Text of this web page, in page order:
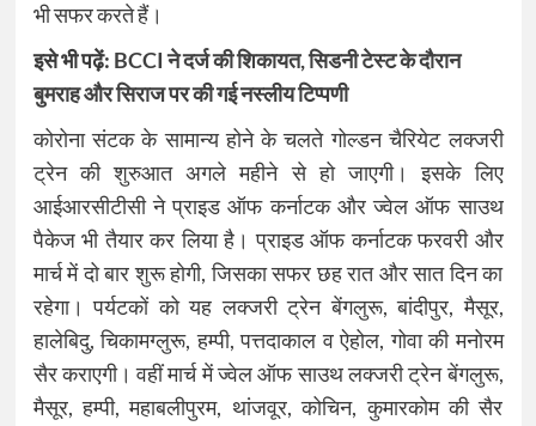
भी सफर करते हैं।
इसे भी पढ़ें: BCCI ने दर्ज की शिकायत, सिडनी टेस्ट के दौरान
बुमराह और सिराज पर की गई नस्लीय टिप्पणी
कोरोना संटक के सामान्य होने के चलते गोल्डन चैरियेट लक्जरी
ट्रेन की शुरुआत अगले महीने से हो जाएगी। इसके लिए
आईआरसीटीसी ने प्राइड ऑफ कर्नाटक और ज्वेल ऑफ साउथ
पैकेज भी तैयार कर लिया है। प्राइड ऑफ कर्नाटक फरवरी और
मार्च में दो बार शुरू होगी, जिसका सफर छह रात और सात दिन का
रहेगा। पर्यटकों को यह लक्जरी ट्रेन बेंगलुरू, बांदीपुर, मैसूर,
हालेबिदु, चिकामग्लुरू, हम्पी, पत्तदाकाल व ऐहोल, गोवा की मनोरम
सैर कराएगी। वहीं मार्च में ज्वेल ऑफ साउथ लक्जरी ट्रेन बेंगलुरू,
मैसूर, हम्पी, महाबलीपुरम, थांजवूर, कोचिन, कुमारकोम की सैर